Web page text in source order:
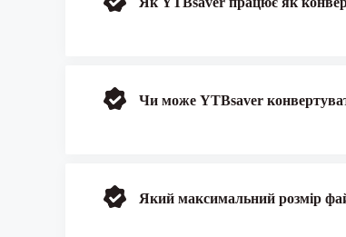
Чи може YTBsaver
Який максимальний розмір